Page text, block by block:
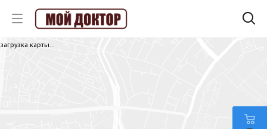
загрузка карты...